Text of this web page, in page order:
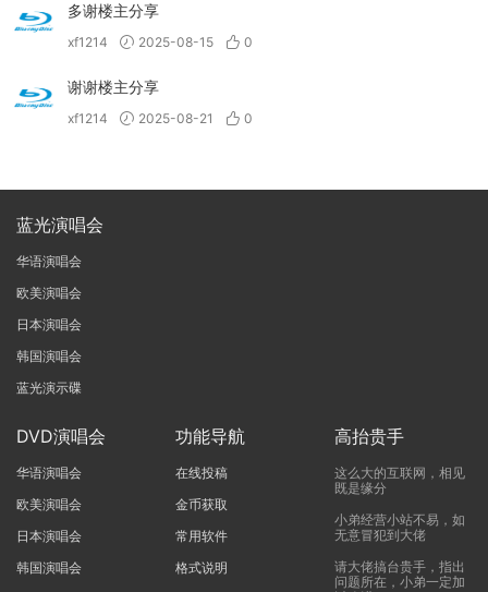
多谢楼主分享
xf1214 2025-08-15 0
谢谢楼主分享
xf1214 2025-08-21 0
蓝光演唱会
华语演唱会
欧美演唱会
日本演唱会
韩国演唱会
蓝光演示碟
DVD演唱会
华语演唱会
欧美演唱会
日本演唱会
韩国演唱会
功能导航
在线投稿
金币获取
常用软件
格式说明
高抬贵手
这么大的互联网，相见
既是缘分
小弟经营小站不易，如
无意冒犯到大佬
请大佬搞台贵手，指出
问题所在，小弟一定加